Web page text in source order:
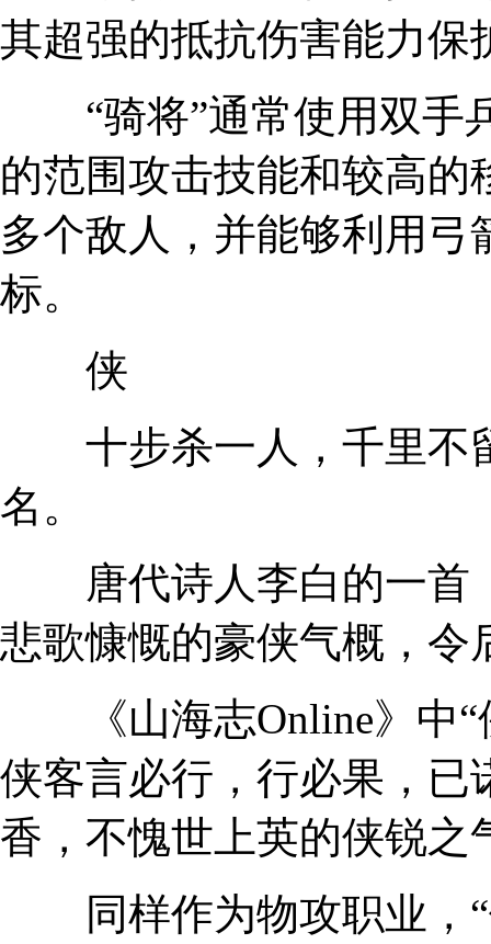
其超强的抵抗伤害能力保
“骑将”通常使用双手
的范围攻击技能和较高
多个敌人，并能够利用
标。
侠
十步杀一人，千里不
名。
唐代诗人李白的一首
悲歌慷慨的豪侠气概，令
《山海志Online》中“
侠客言必行，行必果，已
香，不愧世上英的侠锐之
同样作为物攻职业，“